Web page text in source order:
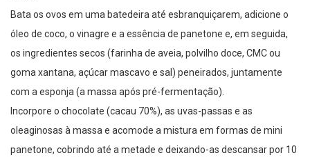
Bata os ovos em uma batedeira até esbranquiçarem, adicione o
óleo de coco, o vinagre e a essência de panetone e, em seguida,
os ingredientes secos (farinha de aveia, polvilho doce, CMC ou
goma xantana, açúcar mascavo e sal) peneirados, juntamente
com a esponja (a massa após pré-fermentação).
Incorpore o chocolate (cacau 70%), as uvas-passas e as
oleaginosas à massa e acomode a mistura em formas de mini
panetone, cobrindo até a metade e deixando-as descansar por 10